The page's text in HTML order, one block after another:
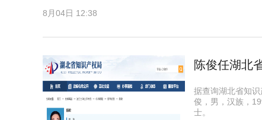
8月04日 12:38
陈俊任湖北
据查询湖北省知
俊，男，汉族，
士。